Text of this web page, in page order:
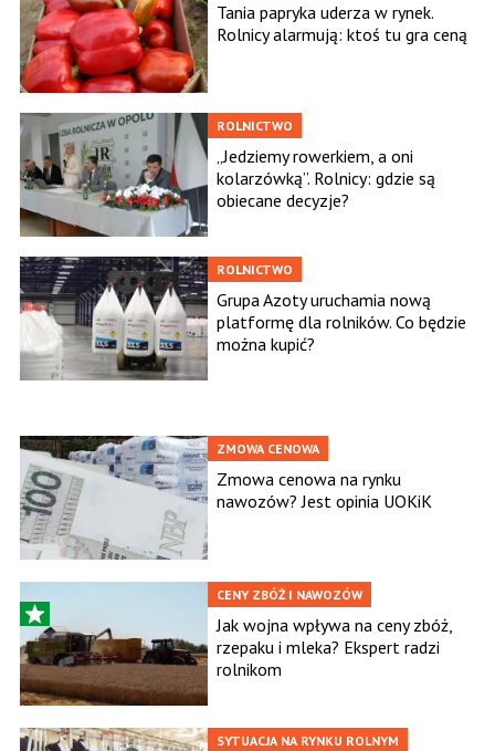
Tania papryka uderza w rynek.
Rolnicy alarmują: ktoś tu gra ceną
ROLNICTWO
„Jedziemy rowerkiem, a oni
kolarzówką”. Rolnicy: gdzie są
obiecane decyzje?
ROLNICTWO
Grupa Azoty uruchamia nową
platformę dla rolników. Co będzie
można kupić?
ZMOWA CENOWA
Zmowa cenowa na rynku
nawozów? Jest opinia UOKiK
CENY ZBÓŻ I NAWOZÓW
Jak wojna wpływa na ceny zbóż,
rzepaku i mleka? Ekspert radzi
rolnikom
SYTUACJA NA RYNKU ROLNYM